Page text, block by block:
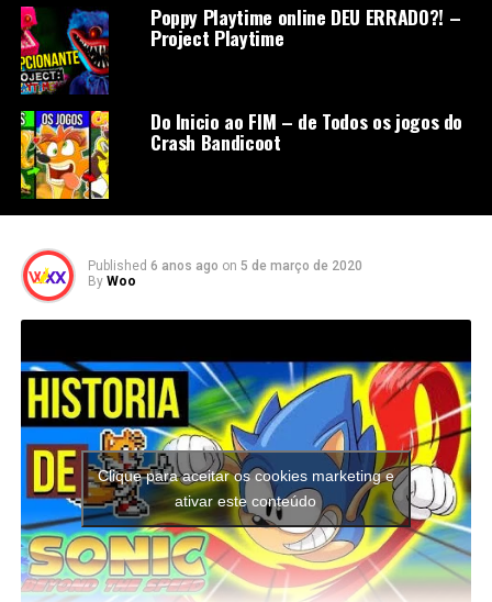
Poppy Playtime online DEU ERRADO?! –
Project Playtime
Do Inicio ao FIM – de Todos os jogos do
Crash Bandicoot
Published 6 anos ago on 5 de março de 2020
By Woo
Clique para aceitar os cookies marketing e
ativar este conteúdo